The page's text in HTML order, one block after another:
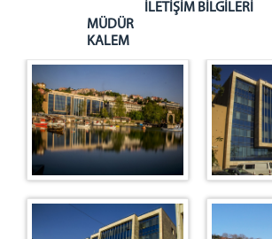
Bilgi İşlem Müdürlüğü
Adli Sicil Müdürlüğü
Adli Destek ve Mağdur Hizmetleri Müdürlüğü
Bürolar
Bakanlık ve HSK Muhabere Bürosu
Soruşturma Büroları
Maden Suçları Soruşturma Bürosu
Terör Suçları Soruşturma Bürosu
Kaçakçılık ve Organize Suçlar Bürosu
İLETİŞİM BİLGİLERİ
MÜDÜR
KALEM